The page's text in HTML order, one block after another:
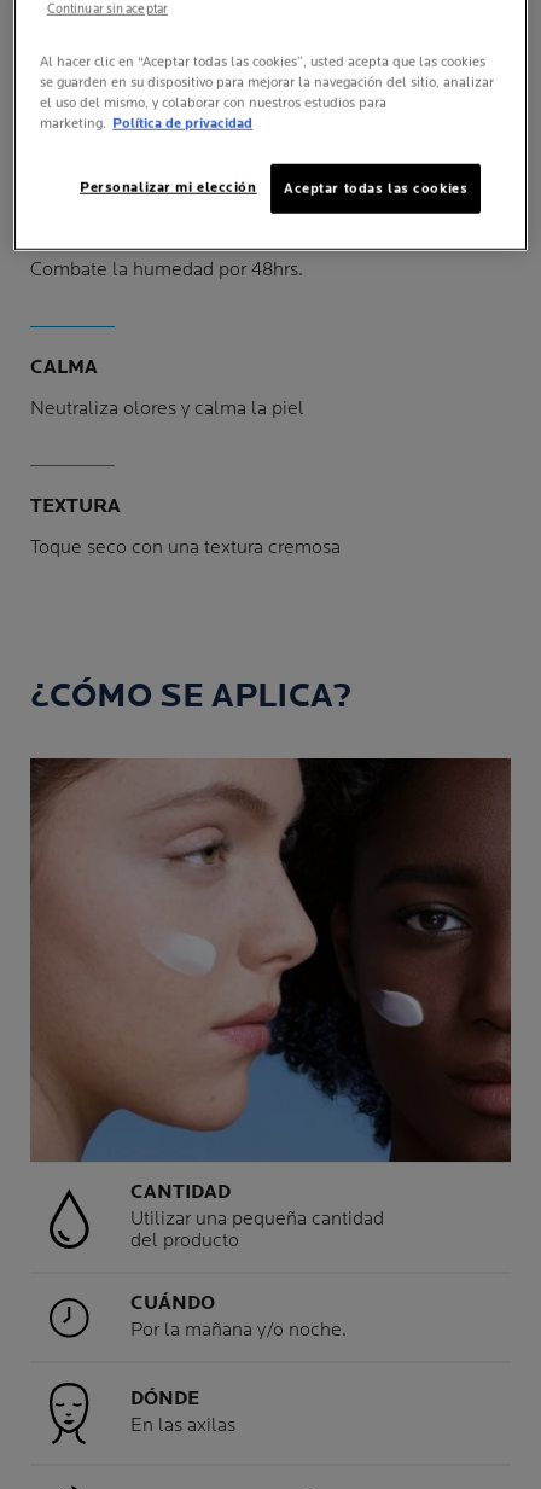
BENEFICIOS PROBADOS
Combate la humedad por 48hrs.
CALMA
Neutraliza olores y calma la piel
TEXTURA
Toque seco con una textura cremosa
¿CÓMO SE APLICA?
CANTIDAD
Utilizar una pequeña cantidad
del producto
CUÁNDO
Por la mañana y/o noche.
DÓNDE
En las axilas
Al hacer clic en “Aceptar todas las cookies”, usted acepta que las cookies
se guarden en su dispositivo para mejorar la navegación del sitio, analizar
el uso del mismo, y colaborar con nuestros estudios para
marketing. Política de privacidad
Aceptar todas las cookies
Personalizar mi elección
Continuar sin aceptar